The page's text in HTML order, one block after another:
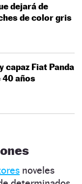
dejará de
de color gris
capaz Fiat Panda
40 años
noveles